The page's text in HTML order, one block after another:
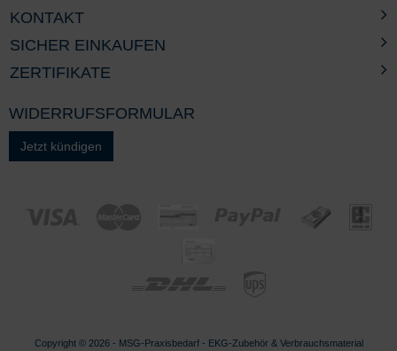
KONTAKT
SICHER EINKAUFEN
ZERTIFIKATE
WIDERRUFSFORMULAR
Jetzt kündigen
Copyright © 2026 - MSG-Praxisbedarf- EKG-Zubehör & Verbrauchsmaterial